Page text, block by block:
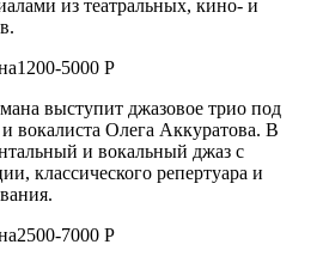
из театральных, кино- и
5000 Р
выступит джазовое трио под
вокалиста Олега Аккуратова. В
и вокальный джаз с
классического репертуара и
7000 Р